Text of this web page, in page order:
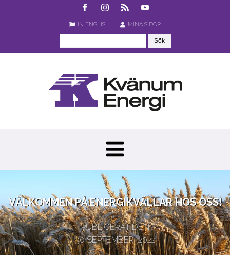
IN ENGLISH MINA SIDOR
VÄLKOMMEN PÅ ENERGIKVÄLLAR HOS OSS!
PUBLICERAT DEN
30 SEPTEMBER, 2022